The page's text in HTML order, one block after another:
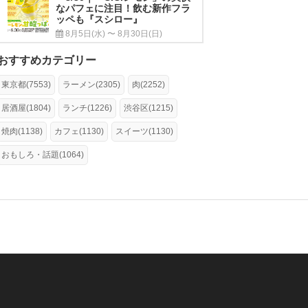
なパフェに注目！飲む新作フラ
ッペも『スシロー』
8月5日(水) 〜 8月30日(日)
すすめカテゴリー
東京都(7553) ラーメン(2305) 肉(2252)
居酒屋(1804) ランチ(1226) 渋谷区(1215)
焼肉(1138) カフェ(1130) スイーツ(1130)
おもしろ・話題(1064)